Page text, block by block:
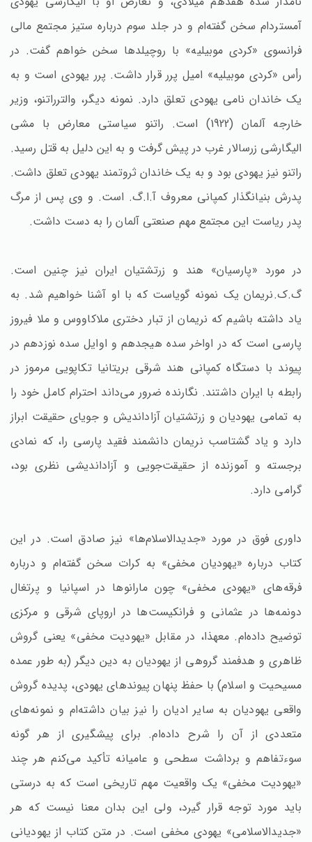
آمستردام سخن گفته‌ام و در جلد سوم درباره ستیز مجتمع مالی
فرانسوی «کردی موبیلیه» با روچیلدها سخن خواهم گفت. در
رأس «کردی موبیلیه» امیل پرر قرار داشت. پرر یهودی است و به
یک خاندان نامی یهودی تعلق دارد. نمونه دیگر، والترراتنو، وزیر
خارجه آلمان (1922) است. راتنو سیاستی معارض با مشی
الیگارشی زرسالار غرب در پیش گرفت و به این دلیل به قتل رسید.
راتنو نیز یهودی بود و به یک خاندان ثروتمند یهودی تعلق داشت.
پدرش بنیانگذار کمپانی معروف آ.ا.گ. است. و وی پس از مرگ
پدر ریاست این مجتمع مهم صنعتی آلمان را به دست داشت.
در مورد «پارسیان» هند و زرتشتیان ایران نیز چنین است.
گ.ک.نریمان یک نمونه گویاست که با او آشنا خواهیم شد. به
یاد داشته باشیم که نریمان از تبار دختری ملاکاووس و ملا فیروز
پارسی است که در اواخر سده هیجدهم و اوایل سده نوزدهم در
پیوند با دستگاه کمپانی هند شرقی بریتانیا تکاپویی مرموز در
رابطه با ایران داشتند. نگارنده ضرور می‌داند احترام کامل خود را
به تمامی یهودیان و زرتشتیان آزاداندیش و جویای حقیقت ابراز
دارد و یاد گشتاسب نریمان دانشمند فقید پارسی را، که نمادی
برجسته و آموزنده از حقیقت‌جویی و آزاداندیشی نظری بود،
گرامی دارد.
داوری فوق در مورد «جدیدالاسلام‌ها» نیز صادق است. در این
کتاب درباره «یهودیان مخفی» به کرات سخن گفته‌ام و درباره
فرقه‌های «یهودی مخفی» چون مارانوها در اسپانیا و پرتغال
دونمه‌ها در عثمانی و فرانکیست‌ها در اروپای شرقی و مرکزی
توضیح داده‌ام. معهذا، در مقابل «یهودیت مخفی» یعنی گروش
ظاهری و هدفمند گروهی از یهودیان به دین دیگر (به طور عمده
مسیحیت و اسلام) با حفظ پنهان پیوندهای یهودی، پدیده گروش
واقعی یهودیان به سایر ادیان را نیز بیان داشته‌ام و نمونه‌های
متعددی از آن را شرح داده‌ام. برای پیشگیری از هر گونه
سوءتفاهم و برداشت سطحی و عامیانه تأکید می‌کنم هر چند
«یهودیت مخفی» یک واقعیت مهم تاریخی است که به درستی
باید مورد توجه قرار گیرد، ولی این بدان معنا نیست که هر
«جدیدالاسلامی» یهودی مخفی است. در متن کتاب از یهودیانی